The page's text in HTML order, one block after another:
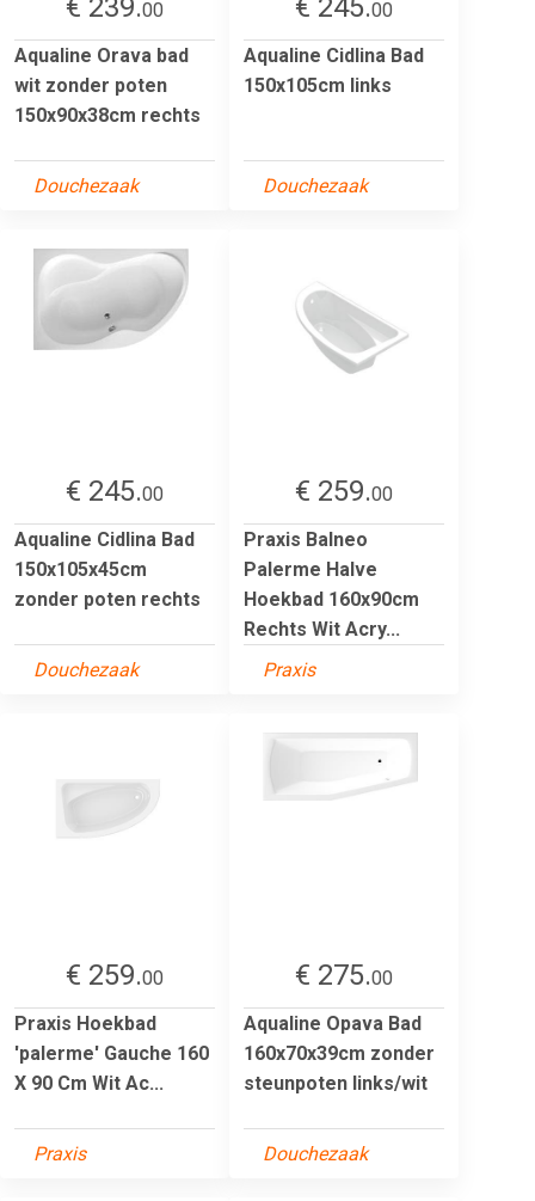
€ 239.00
Aqualine Orava bad
wit zonder poten
150x90x38cm rechts
Douchezaak
€ 245.00
Aqualine Cidlina Bad
150x105cm links
Douchezaak
€ 245.00
Aqualine Cidlina Bad
150x105x45cm
zonder poten rechts
Douchezaak
€ 259.00
Praxis Balneo
Palerme Halve
Hoekbad 160x90cm
Rechts Wit Acry...
Praxis
€ 259.00
Praxis Hoekbad
'palerme' Gauche 160
X 90 Cm Wit Ac...
Praxis
€ 275.00
Aqualine Opava Bad
160x70x39cm zonder
steunpoten links/wit
Douchezaak